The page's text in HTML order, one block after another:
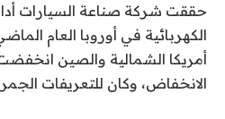
حققت شركة صناعة السيارات
الكهربائية في أوروبا العام
أمريكا الشمالية والصين
الانخفاض، وكان للتعريفات